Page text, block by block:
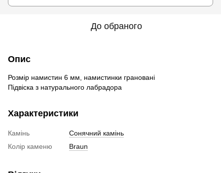
До обраного
Опис
Розмір намистин 6 мм намистинки грановані
Підвіска з натурального лабрадора
Характеристики
Камінь
Сонячний камінь
Колір каменю
Braun